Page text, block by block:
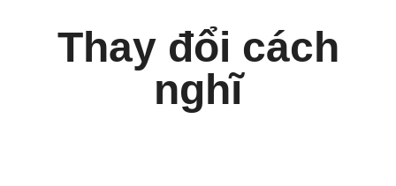
Thay đổi cách
nghĩ